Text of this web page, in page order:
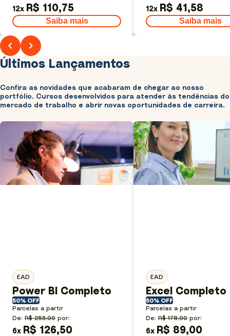
12x R$ 110,75
Saiba mais
12x R$ 41,58
Saiba mais
Últimos Lançamentos
Confira as novidades que acabaram de chegar ao nosso
portfólio. Cursos desenvolvidos para atender às tendências do
mercado de trabalho e abrir novas oportunidades de carreira.
EAD
Power BI Completo
50% OFF
Parcelas a partir
De: R$ 253,00 por:
6x R$ 126,50
EAD
Excel Completo
50% OFF
Parcelas a partir
De: R$ 178,00 por:
6x R$ 89,00